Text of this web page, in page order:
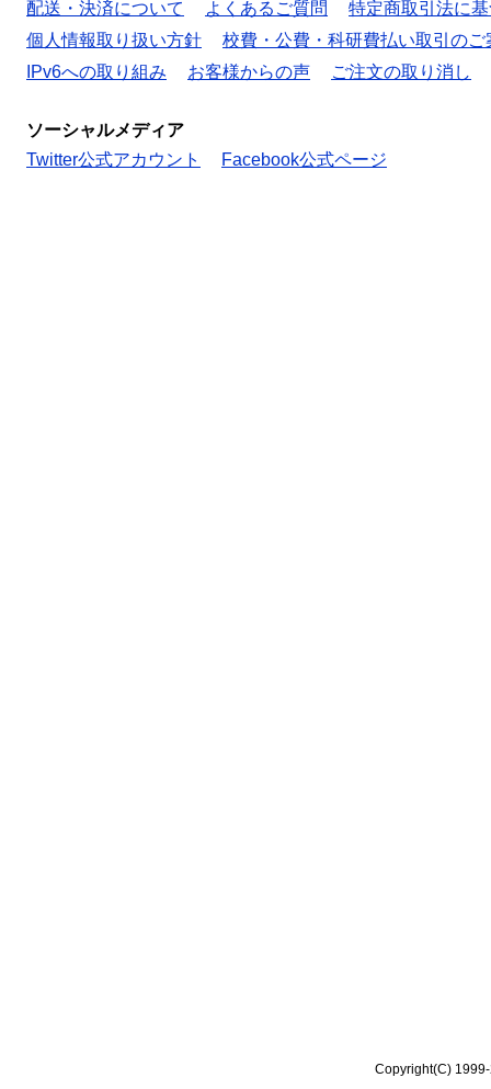
配送・決済について よくあるご質問
特定商取引法に
個人情報取り扱い方針
校費・公費・科研費払い取引のご
IPv6への取り組み
お客様からの声 ご注文の取り消し
ソーシャルメディア
Twitter公式アカウント
Facebook公式ページ
Copyright(C)